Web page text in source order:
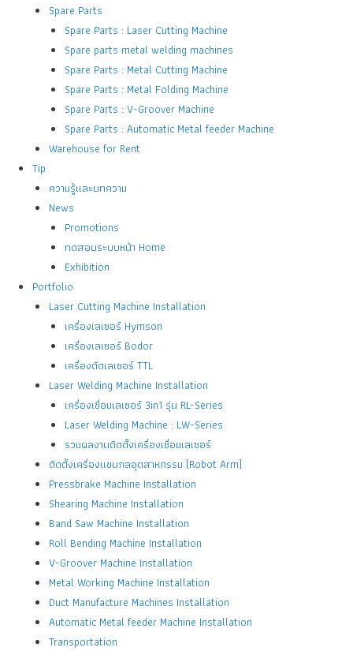
Spare Parts
Spare Parts : Laser Cutting Machine
Spare parts metal welding machines
Spare Parts : Metal Cutting Machine
Spare Parts : Metal Folding Machine
Spare Parts : V-Groover Machine
Spare Parts : Automatic Metal feeder Machine
Warehouse for Rent
Tip
ความรู้และบทความ
News
Promotions
ทดสอบระบบหน้า Home
Exhibition
Portfolio
Laser Cutting Machine Installation
เครื่องเลเซอร์ Hymson
เครื่องเลเซอร์ Bodor
เครื่องตัดเลเซอร์ TTL
Laser Welding Machine Installation
เครื่องเชื่อมเลเซอร์ 3in1 รุ่น RL-Series
Laser Welding Machine : LW-Series
รวมผลงานติดตั้งเครื่องเชื่อมเลเซอร์
ติดตั้งเครื่องแขนกลอุตสาหกรรม (Robot Arm)
Pressbrake Machine Installation
Shearing Machine Installation
Band Saw Machine Installation
Roll Bending Machine Installation
V-Groover Machine Installation
Metal Working Machine Installation
Duct Manufacture Machines Installation
Automatic Metal feeder Machine Installation
Transportation